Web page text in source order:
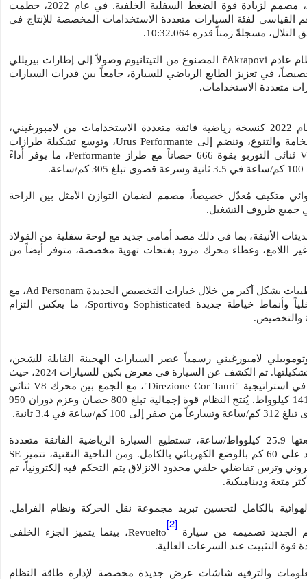
، مصمم لزيادة قوة الضغط السفلية الخلفية. في عام 2022، حطمت
القياسي لفئة السيارات متعددة الاستخدامات المخصصة للإنتاج في
التلال، مسجلةً زمناً قدره 10:32.064
.
عادم Akrapovi
č
المصنوع من التيتانيوم وصولاً إلى إطارات بيريللي
في تعزيز الطابع الرياضي للسيارة، جامعاً بين قدرات السيارات
متعددة الاستخدامات.
في عام 2022 كنسخة رياضية فائقة متعددة الاستخدامات من لامبورغيني،
والتنوع، وتنضم إلى Urus Performante، وتوسع تشكيلة طرازات
ثنائي التوربو بقوة 666 حصاناً مع طراز Performante، ما يوفر أداءً
متكيف مُعدّل خصيصاً، مصمم لضمان التوازن الأمثل بين الراحة
في جميع ظروف التشغيل.
الأنيقة، بما في ذلك مصد أمامي جديد مع لوحة سفلية من الفولاذ
غير اللامع، وغطاء محرك مزود بفتحات تهوية مخصصة، متوفر أيضاً من
بشكل أكبر من خلال خيارات التخصيص الجديدة Ad Personam، مع
Sophisticated وSportivo، ما يعكس التزام
والتخصيص.
لامبورغيني رسمياً عصر السيارات الهجينة القابلة للشحن،
في تشكيلتها. تم الكشف عن السيارة في معرض بكين للسيارات 2024، حيث
استراتيجية "Direzione Cor Tauri"، مع الجمع بين محرك V8ثنائي
التوربو ومحرك كهربائي بقوة 141 كيلوواط. يُنتج النظام قوة إجمالية تبلغ 800 حصان وعزم دوران 950
في 3.4 ثانية.
بفضل البطارية التي تبلغ سعتها 25.9 كيلوواط/ساعة، تستطيع السيارة الرياضية الفائقة متعددة
تتميز
SE
وترس تفاضلي خلفي محدود الانزلاق يتم التحكم فيه إلكترونياً، تم
متعة وديناميكية.
بالكامل لتحسين تبريد مجموعة نقل الحركة ونظام الفرامل.
الجديد تصميمه من سيارة Revuelto
[2]
، بينما يتميز الجزء الخلفي
التثبيت عند السرعات العالية.
والترفيه شاشات عرض جديدة مخصصة لإدارة طاقة النظام